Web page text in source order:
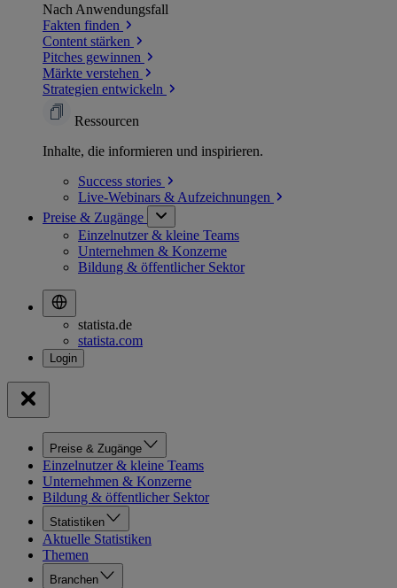
Nach Anwendungsfall
Fakten finden
Content stärken
Pitches gewinnen
Märkte verstehen
Strategien entwickeln
Ressourcen
Inhalte, die informieren und inspirieren.
Success stories
Live-Webinars & Aufzeichnungen
Preise & Zugänge
Einzelnutzer & kleine Teams
Unternehmen & Konzerne
Bildung & öffentlicher Sektor
statista.de
statista.com
Preise & Zugänge
Einzelnutzer & kleine Teams
Unternehmen & Konzerne
Bildung & öffentlicher Sektor
Statistiken
Aktuelle Statistiken
Themen
Branchen